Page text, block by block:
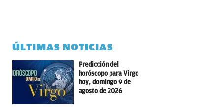
ÚLTIMAS NOTICIAS
Predicción del
horóscopo para Virgo
hoy, domingo 9 de
agosto de 2026